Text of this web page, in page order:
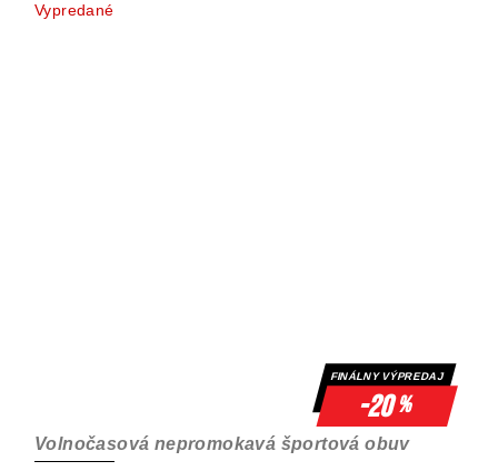
Vypredané
FINÁLNY VÝPREDAJ
-20%
Volnočasová nepromokavá športová obuv